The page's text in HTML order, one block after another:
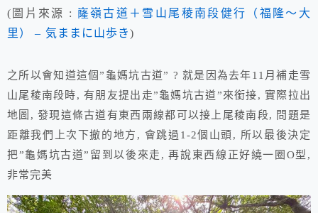
(圖片來源 : 嶐嶺古道＋雪山尾稜南段健行（福隆～大
里） – 気ままに山歩き)
之所以會知道這個”龜媽坑古道” ? 就是因為去年11月補走雪
山尾稜南段時, 有朋友提出走”龜媽坑古道”來銜接, 實際拉出
地圖, 發現這條古道有東西兩線都可以接上尾稜南段, 問題是
距離我們上次下撤的地方, 會跳過1-2個山頭, 所以最後決定
把”龜媽坑古道”留到以後來走, 再說東西線正好繞一圈O型,
非常完美